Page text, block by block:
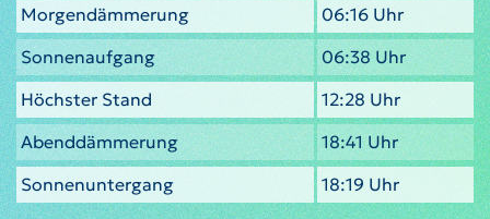
Morgendämmerung
06:16 Uhr
Sonnenaufgang
06:38 Uhr
Höchster Stand
12:28 Uhr
Abenddämmerung
18:41 Uhr
Sonnenuntergang
18:19 Uhr